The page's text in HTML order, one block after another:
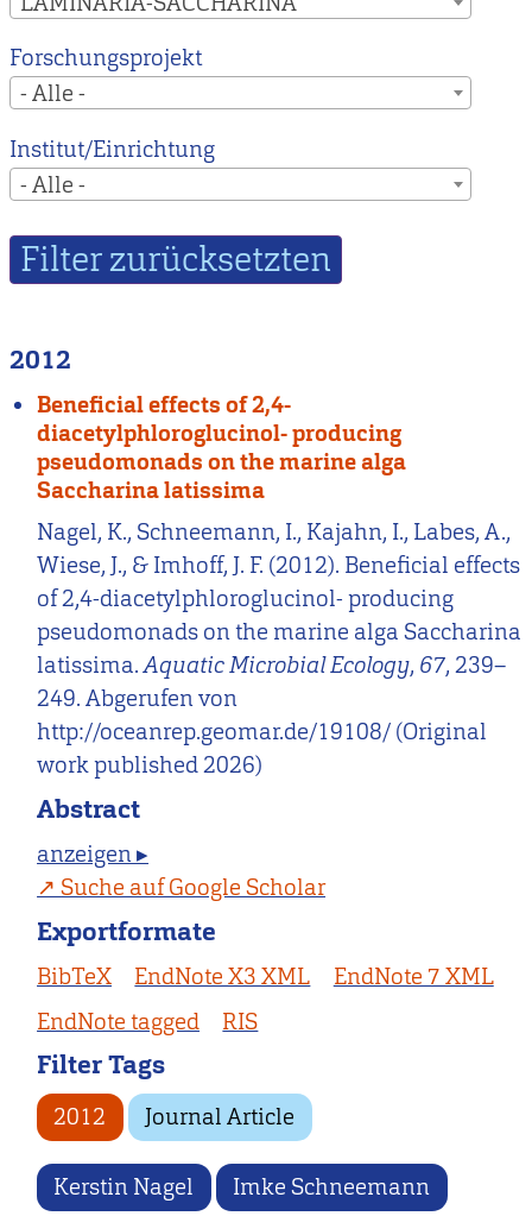
Forschungsprojekt
- Alle -
Institut/Einrichtung
- Alle -
2012
Beneficial effects of 2,4-
diacetylphloroglucinol- producing
pseudomonads on the marine alga
Saccharina latissima
Nagel, K., Schneemann, I., Kajahn, I., Labes, A.,
Wiese, J., & Imhoff, J. F. (2012). Beneficial effects
of 2,4-diacetylphloroglucinol- producing
pseudomonads on the marine alga Saccharina
latissima.Aquatic Microbial Ecology, 67, 239–
249. Abgerufen von
http://oceanrep.geomar.de/19108/ (Original
work published 2026)
Abstract
anzeigen ▸
Suche auf Google Scholar
Exportformate
BibTeX EndNote X3 XML
EndNote 7 XML
EndNote tagged
RIS
Filter Tags
2012 Journal Article
Kerstin Nagel Imke Schneemann